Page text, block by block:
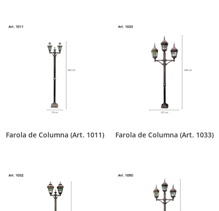
Farola de Columna (Art. 1011) Farola de Columna (Art. 1033)